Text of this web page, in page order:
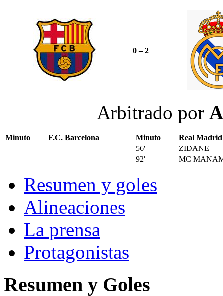
0 – 2
Arbitrado por
Minuto F.C. Barcelona Minuto
Real Madrid
56′
ZIDANE
92′
MC
Resumen y goles
Alineaciones
La prensa
Protagonistas
Resumen y Goles